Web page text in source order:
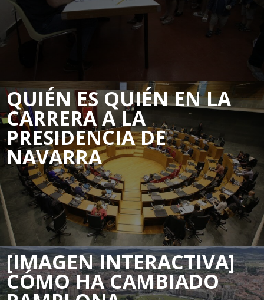
QUIÉN ES QUIÉN EN LA
CARRERA A LA
PRESIDENCIA DE
NAVARRA
[IMAGEN INTERACTIVA]
CÓMO HA CAMBIADO